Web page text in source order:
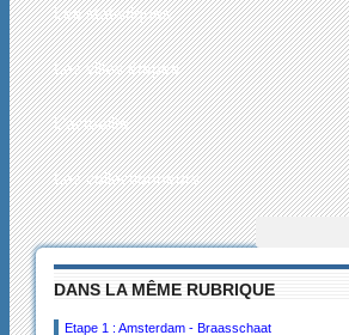
Les statistiques
Les villes étapes
L’actualité
Les collectionneurs
DANS LA MÊME RUBRIQUE
Etape 1 : Amsterdam - Braasschaat